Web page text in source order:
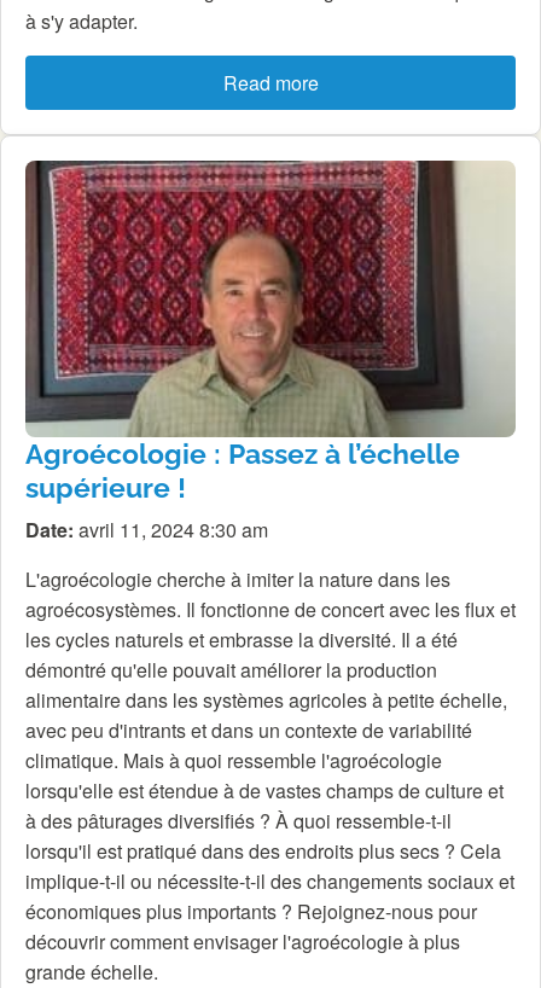
à s'y adapter.
Read more
Agroécologie : Passez à l’échelle
supérieure !
Date: avril 11, 2024 8:30 am
L'agroécologie cherche à imiter la nature dans les
agroécosystèmes. Il fonctionne de concert avec les flux et
les cycles naturels et embrasse la diversité. Il a été
démontré qu'elle pouvait améliorer la production
alimentaire dans les systèmes agricoles à petite échelle,
avec peu d'intrants et dans un contexte de variabilité
climatique. Mais à quoi ressemble l'agroécologie
lorsqu'elle est étendue à de vastes champs de culture et
à des pâturages diversifiés ? À quoi ressemble-t-il
lorsqu'il est pratiqué dans des endroits plus secs ? Cela
implique-t-il ou nécessite-t-il des changements sociaux et
économiques plus importants ? Rejoignez-nous pour
découvrir comment envisager l'agroécologie à plus
grande échelle.